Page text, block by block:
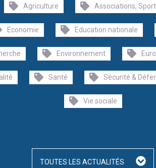
Agriculture Associations,
Economie Education nationale
Environnement
Santé Sécurité &
Vie sociale
TOUTES LES ACTUALITÉS